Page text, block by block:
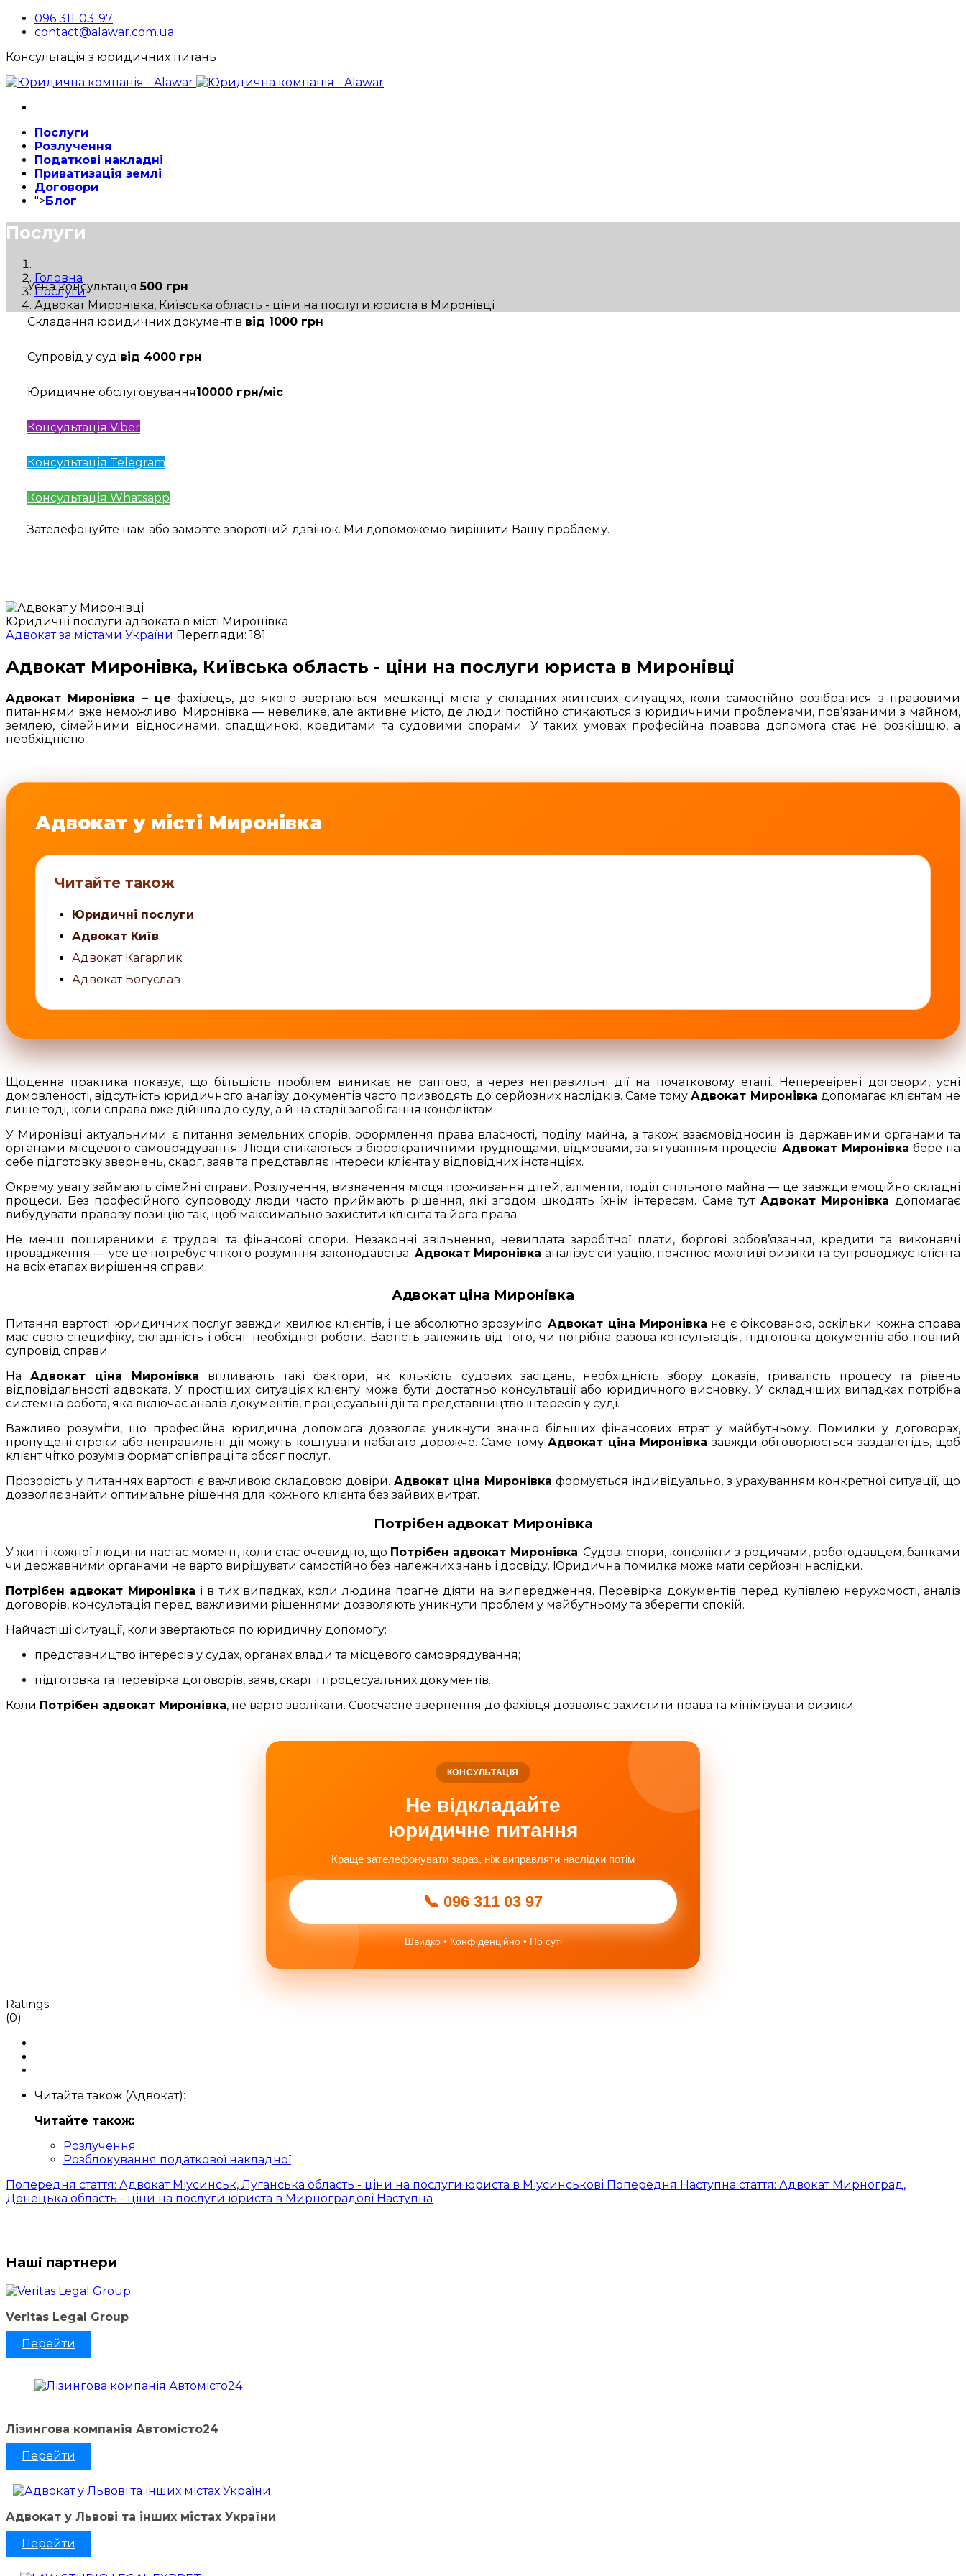
096 311-03-97
contact@alawar.com.ua
Консультація з юридичних питань
Послуги
Розлучення
Податкові накладні
Приватизація землі
Договори
">Блог
Послуги
Головна
Послуги
Адвокат Миронівка, Київська область - ціни на послуги юриста в Миронівці
Усна консультація500 грн
Складання юридичних документів від 1000 грн
Супровід у судівід 4000 грн
Юридичне обслуговування10000 грн/міс
Консультація Viber
Консультація Telegram
Консультація Whatsapp
Зателефонуйте нам або замовте зворотний дзвінок. Ми допоможемо вирішити Вашу проблему.
Юридичні послуги адвоката в місті Миронівка
Адвокат за містами України Перегляди: 181
Адвокат Миронівка, Київська область - ціни на послуги юриста в Миронівці
Адвокат Миронівка – це фахівець, до якого звертаються мешканці міста у складних життєвих ситуаціях, коли самостійно розібратися з правовими
питаннями вже неможливо. Миронівка — невелике, але активне місто, де люди постійно стикаються з юридичними проблемами, пов’язаними з майном,
землею, сімейними відносинами, спадщиною, кредитами та судовими спорами. У таких умовах професійна правова допомога стає не розкішшю, а
необхідністю.
Адвокат у місті Миронівка
Читайте також
Юридичні послуги
Адвокат Київ
Адвокат Кагарлик
Адвокат Богуслав
Щоденна практика показує, що більшість проблем виникає не раптово, а через неправильні дії на початковому етапі. Неперевірені договори, усні
домовленості, відсутність юридичного аналізу документів часто призводять до серйозних наслідків. Саме томуАдвокат Миронівка допомагає клієнтам не
лише тоді, коли справа вже дійшла до суду, а й на стадії запобігання конфліктам.
У Миронівці актуальними є питання земельних спорів, оформлення права власності, поділу майна, а також взаємовідносин із державними органами та
органами місцевого самоврядування. Люди стикаються з бюрократичними труднощами, відмовами, затягуванням процесів.Адвокат Миронівка бере на
себе підготовку звернень, скарг, заяв та представляє інтереси клієнта у відповідних інстанціях.
Окрему увагу займають сімейні справи. Розлучення, визначення місця проживання дітей, аліменти, поділ спільного майна — це завжди емоційно складні
процеси. Без професійного супроводу люди часто приймають рішення, які згодом шкодять їхнім інтересам. Саме тут Адвокат Миронівка допомагає
вибудувати правову позицію так, щоб максимально захистити клієнта та його права.
Не менш поширеними є трудові та фінансові спори. Незаконні звільнення, невиплата заробітної плати, боргові зобов’язання, кредити та виконавчі
провадження — усе це потребує чіткого розуміння законодавства. Адвокат Миронівка аналізує ситуацію, пояснює можливі ризики та супроводжує клієнта
на всіх етапах вирішення справи.
Адвокат ціна Миронівка
Питання вартості юридичних послуг завжди хвилює клієнтів, і це абсолютно зрозуміло.Адвокат ціна Миронівка не є фіксованою, оскільки кожна справа
має свою специфіку, складність і обсяг необхідної роботи. Вартість залежить від того, чи потрібна разова консультація, підготовка документів або повний
супровід справи.
НаАдвокат ціна Миронівка впливають такі фактори, як кількість судових засідань, необхідність збору доказів, тривалість процесу та рівень
відповідальності адвоката. У простіших ситуаціях клієнту може бути достатньо консультації або юридичного висновку. У складніших випадках потрібна
системна робота, яка включає аналіз документів, процесуальні дії та представництво інтересів у суді.
Важливо розуміти, що професійна юридична допомога дозволяє уникнути значно більших фінансових втрат у майбутньому. Помилки у договорах,
пропущені строки або неправильні дії можуть коштувати набагато дорожче. Саме томуАдвокат ціна Миронівка завжди обговорюється заздалегідь, щоб
клієнт чітко розумів формат співпраці та обсяг послуг.
Прозорість у питаннях вартості є важливою складовою довіри. Адвокат ціна Миронівка формується індивідуально, з урахуванням конкретної ситуації, що
дозволяє знайти оптимальне рішення для кожного клієнта без зайвих витрат.
Потрібен адвокат Миронівка
У житті кожної людини настає момент, коли стає очевидно, що Потрібен адвокат Миронівка. Судові спори, конфлікти з родичами, роботодавцем, банками
чи державними органами не варто вирішувати самостійно без належних знань і досвіду. Юридична помилка може мати серйозні наслідки.
Потрібен адвокат Миронівка і в тих випадках, коли людина прагне діяти на випередження. Перевірка документів перед купівлею нерухомості, аналіз
договорів, консультація перед важливими рішеннями дозволяють уникнути проблем у майбутньому та зберегти спокій.
Найчастіші ситуації, коли звертаються по юридичну допомогу:
представництво інтересів у судах, органах влади та місцевого самоврядування;
підготовка та перевірка договорів, заяв, скарг і процесуальних документів.
Коли Потрібен адвокат Миронівка, не варто зволікати. Своєчасне звернення до фахівця дозволяє захистити права та мінімізувати ризики.
КОНСУЛЬТАЦІЯ
Не відкладайте
юридичне питання
Краще зателефонувати зараз, ніж виправляти наслідки потім
📞 096 311 03 97
Швидко • Конфіденційно • По суті
Ratings
(0)
Читайте також (Адвокат):
Читайте також:
Розлучення
Розблокування податкової накладної
Попередня стаття: Адвокат Міусинськ, Луганська область - ціни на послуги юриста в Міусинськові Попередня Наступна стаття: Адвокат Мирноград,
Донецька область - ціни на послуги юриста в Мирноградові Наступна
Наші партнери
Veritas Legal Group
Перейти
Лізингова компанія Автомісто24
Перейти
Адвокат у Львові та інших містах України
Перейти